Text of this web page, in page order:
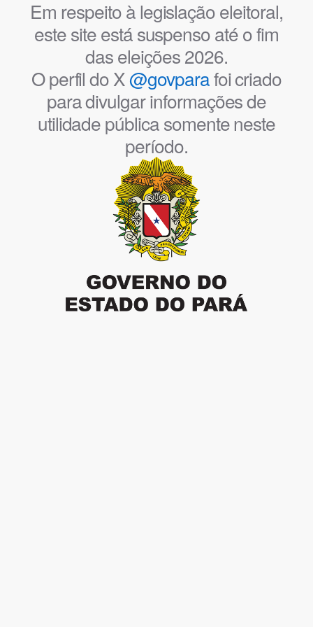
Em respeito à legislação eleitoral,
este site está suspenso até o fim
das eleições 2026.
O perfil do X@govparafoi criado
para divulgar informações de
utilidade pública somente neste
período.